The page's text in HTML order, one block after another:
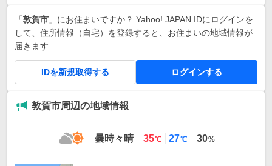
「敦賀市 」にお住まいですか？ Yahoo! JAPAN IDにログインを
して、住所情報（自宅）を登録すると、お住まいの地域情報が
届きます
IDを新規取得する ログインする
敦賀市周辺の地域情報
曇時々晴
最
35℃
最
27℃ 30%